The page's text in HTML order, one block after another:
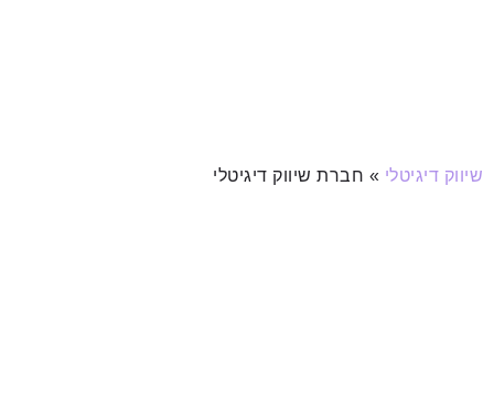
שיווק דיגיטלי » חברת שיווק דיגיטלי